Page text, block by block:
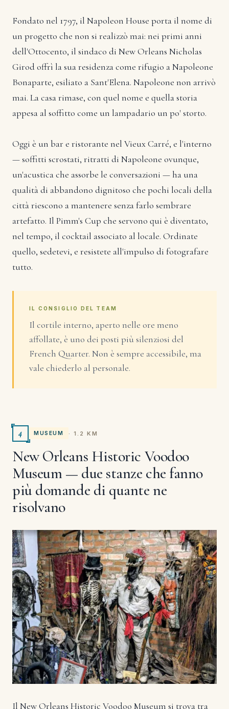
Fondato nel 1797, il Napoleon House porta il nome di
un progetto che non si realizzò mai: nei primi anni
dell'Ottocento, il sindaco di New Orleans Nicholas
Girod offrì la sua residenza come rifugio a Napoleone
Bonaparte, esiliato a Sant'Elena. Napoleone non arrivò
mai. La casa rimase, con quel nome e quella storia
appesa al soffitto come un lampadario un po' storto.
Oggi è un bar e ristorante nel Vieux Carré, e l'interno
— soffitti scrostati, ritratti di Napoleone ovunque,
un'acustica che assorbe le conversazioni — ha una
qualità di abbandono dignitoso che pochi locali della
città riescono a mantenere senza farlo sembrare
artefatto. Il Pimm's Cup che servono qui è diventato,
nel tempo, il cocktail associato al locale. Ordinate
quello, sedetevi, e resistete all'impulso di fotografare
tutto.
IL CONSIGLIO DEL TEAM
Il cortile interno, aperto nelle ore meno
affollate, è uno dei posti più silenziosi del
French Quarter. Non è sempre accessibile, ma
vale chiederlo al personale.
4 MUSEUM · 1.2 KM
New Orleans Historic Voodoo
Museum — due stanze che fanno
più domande di quante ne
risolvano
Il New Orleans Historic Voodoo Museum si trova tra